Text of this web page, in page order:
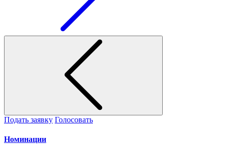
Подать заявку Голосовать
Номинации